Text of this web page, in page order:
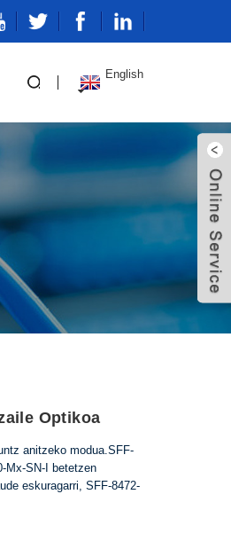
English
Optikoa
anitzeko modua.SFF-
Mx-SN-I betetzen
eskuragarri, SFF-8472-